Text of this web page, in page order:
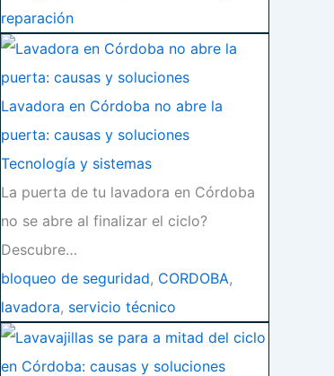
reparación
Lavadora en Córdoba no abre la
puerta: causas y soluciones
Tecnología y sistemas
La puerta de tu lavadora en Córdoba
no se abre al finalizar el ciclo?
Descubre…
bloqueo de seguridad, CORDOBA,
lavadora, servicio técnico